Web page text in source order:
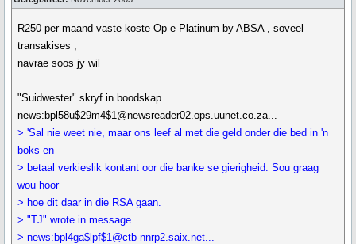
R250 per maand vaste koste Op e-Platinum by ABSA , soveel
transakises ,
navrae soos jy wil
"Suidwester" skryf in boodskap
news:bpl58u$29m4$1@newsreader02.ops.uunet.co.za...
> 'Sal nie weet nie, maar ons leef al met die geld onder die bed in 'n
boks en
> betaal verkieslik kontant oor die banke se gierigheid. Sou graag
wou hoor
> hoe dit daar in die RSA gaan.
> "TJ" wrote in message
> news:bpl4ga$lpf$1@ctb-nnrp2.saix.net...